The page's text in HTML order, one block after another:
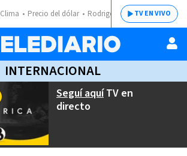
Clima Precio del dólar Rodrigo ChavesTV EN VIVO
INTERNACIONAL
Seguí aquíTV en
directo